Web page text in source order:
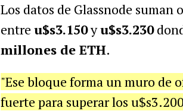
Los datos de Glassnode
entre u$s3.150yu$s3.230
millones de ETH.
"Ese bloque forma un muro de
fuerte para superar los